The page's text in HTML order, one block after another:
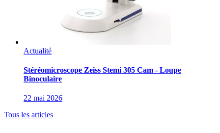
Actualité
Stéréomicroscope Zeiss Stemi 305 Cam - Loupe
Binoculaire
22 mai 2026
Tous les articles